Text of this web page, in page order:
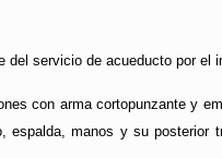
servicio de acueducto por el
con arma cortopunzante y
espalda, manos y su posterior